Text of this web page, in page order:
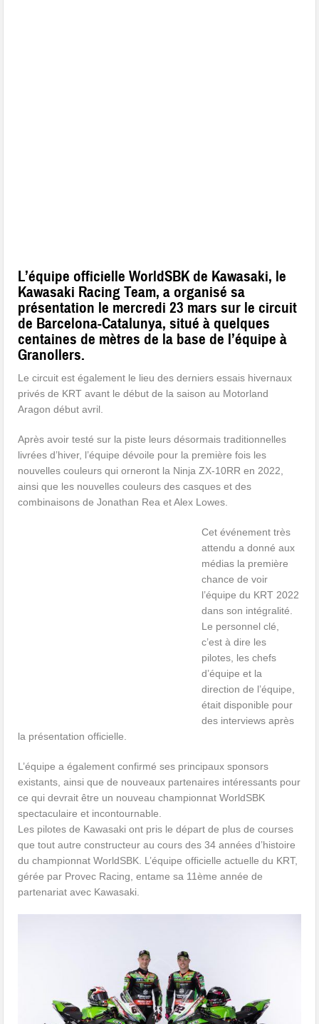
L’équipe officielle WorldSBK de Kawasaki, le
Kawasaki Racing Team, a organisé sa
présentation le mercredi 23 mars sur le circuit
de Barcelona-Catalunya, situé à quelques
centaines de mètres de la base de l’équipe à
Granollers.
Le circuit est également le lieu des derniers essais hivernaux
privés de KRT avant le début de la saison au Motorland
Aragon début avril.
Après avoir testé sur la piste leurs désormais traditionnelles
livrées d’hiver, l’équipe dévoile pour la première fois les
nouvelles couleurs qui orneront la Ninja ZX-10RR en 2022,
ainsi que les nouvelles couleurs des casques et des
combinaisons de Jonathan Rea et Alex Lowes.
Cet événement très
attendu a donné aux
médias la première
chance de voir
l’équipe du KRT 2022
dans son intégralité.
Le personnel clé,
c’est à dire les
pilotes, les chefs
d’équipe et la
direction de l’équipe,
était disponible pour
des interviews après
la présentation officielle.
L’équipe a également confirmé ses principaux sponsors
existants, ainsi que de nouveaux partenaires intéressants pour
ce qui devrait être un nouveau championnat WorldSBK
spectaculaire et incontournable.
Les pilotes de Kawasaki ont pris le départ de plus de courses
que tout autre constructeur au cours des 34 années d’histoire
du championnat WorldSBK. L’équipe officielle actuelle du KRT,
gérée par Provec Racing, entame sa 11ème année de
partenariat avec Kawasaki.